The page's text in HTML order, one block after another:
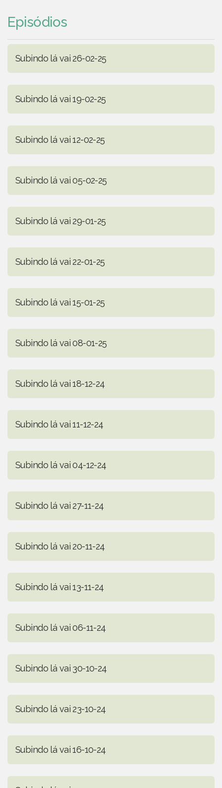
Episódios
Subindo lá vai 26-02-25
Subindo lá vai 19-02-25
Subindo lá vai 12-02-25
Subindo lá vai 05-02-25
Subindo lá vai 29-01-25
Subindo lá vai 22-01-25
Subindo lá vai 15-01-25
Subindo lá vai 08-01-25
Subindo lá vai 18-12-24
Subindo lá vai 11-12-24
Subindo lá vai 04-12-24
Subindo lá vai 27-11-24
Subindo lá vai 20-11-24
Subindo lá vai 13-11-24
Subindo lá vai 06-11-24
Subindo lá vai 30-10-24
Subindo lá vai 23-10-24
Subindo lá vai 16-10-24